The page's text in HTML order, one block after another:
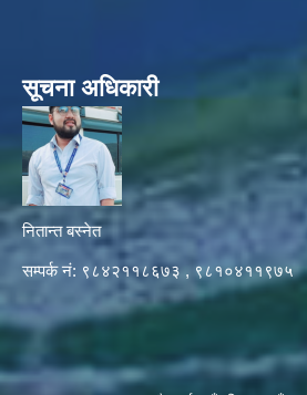
सूचना अधिकारी
नितान्त बस्नेत
सम्पर्क नं: ९८४२११८६७३ , ९८१०४११९७५